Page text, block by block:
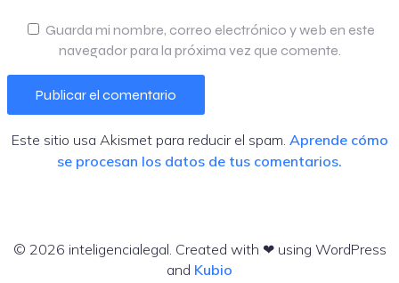
Guarda mi nombre, correo electrónico y web en este
navegador para la próxima vez que comente.
Este sitio usa Akismet para reducir el spam. Aprende cómo
se procesan los datos de tus comentarios.
© 2026 inteligencialegal. Created with ❤ using WordPress
and Kubio